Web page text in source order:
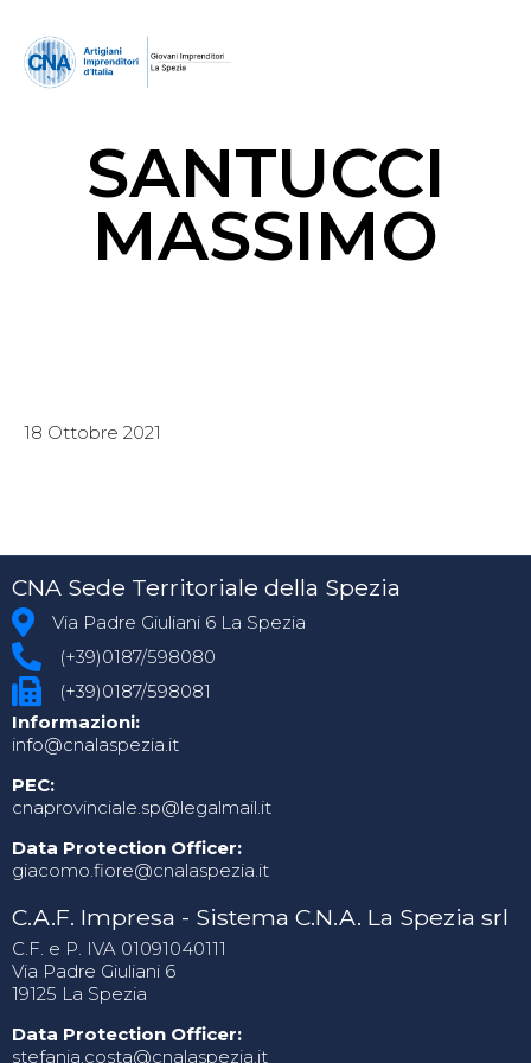
SANTUCCI
MASSIMO
18 Ottobre 2021
CNA Sede Territoriale della Spezia
Via Padre Giuliani 6 La Spezia
(+39)0187/598080
(+39)0187/598081
Informazioni:
info@cnalaspezia.it
PEC:
cnaprovinciale.sp@legalmail.it
Data Protection Officer:
giacomo.fiore@cnalaspezia.it
C.A.F. Impresa - Sistema C.N.A. La Spezia srl
C.F. e P. IVA 01091040111
Via Padre Giuliani 6
19125 La Spezia
Data Protection Officer:
stefania.costa@cnalaspezia.it